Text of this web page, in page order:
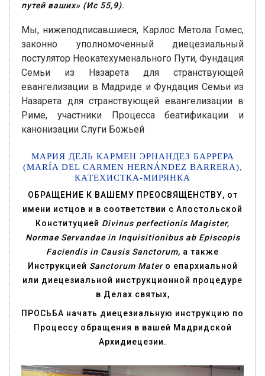
путей ваших» (Ис 55,9).
Мы, нижеподписавшиеся, Карлос Метола Гомес,
законно уполномоченный диецезиальный
постулятор Неокатехуменального Пути, Фундация
Семьи из Назарета для странствующей
евангелизации в Мадриде и Фундация Семьи из
Назарета для странствующей евангелизации в
Риме, участники Процесса беатификации и
канонизации Слуги Божьей
МАРИЯ ДЕЛЬ КАРМЕН ЭРНАНДЕЗ БАРРЕРА
(MARÍA DEL CARMEN HERNÁNDEZ BARRERA),
КАТЕХИСТКА-МИРЯНКА
ОБРАЩЕНИЕ К ВАШЕМУ ПРЕОСВЯЩЕНСТВУ, от
имени истцов и в соответствии с Апостольской
Конституцией Divinus perfectionis Magister,
Normae Servandae in Inquisitionibus ab Episcopis
Faciendis in Causis Sanctorum, а также
Инструкцией Sanctorum Materо епархиальной
или диецезиальной инструкционной процедуре
в Делах святых,
ПРОСЬБА начать диецезиальную инструкцию по
Процессу обращения в вашей Мадридской
Архидиецезии.